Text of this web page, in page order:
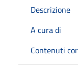
Descrizione
A cura di
Contenuti